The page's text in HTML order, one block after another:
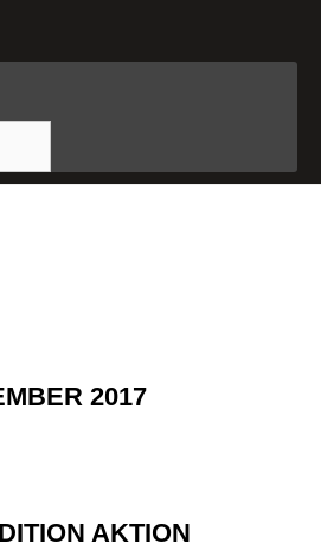
2017
AKTION